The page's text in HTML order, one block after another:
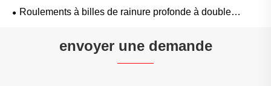
des emplacements de remplissage
Roulements à billes de rainure profonde à double
envoyer une demande